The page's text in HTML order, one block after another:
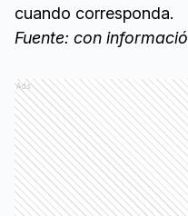
cuando corresponda.
Fuente: con
Ads